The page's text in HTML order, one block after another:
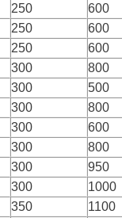
250 600
250 600
250 600
300 800
300 500
300 800
300 600
300 800
300 950
300 1000
350 1100